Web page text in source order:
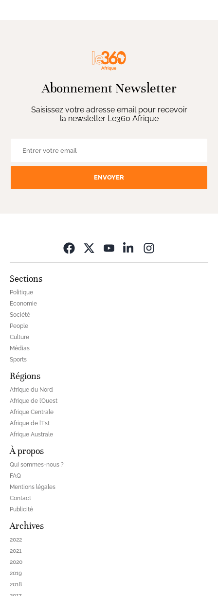
Abonnement Newsletter
Saisissez votre adresse email pour recevoir
la newsletter Le360 Afrique
ENVOYER
Sections
Politique
Economie
Société
People
Culture
Médias
Sports
Régions
Afrique du Nord
Afrique de l’Ouest
Afrique Centrale
Afrique de l’Est
Afrique Australe
À propos
Qui sommes-nous ?
FAQ
Mentions légales
Contact
Publicité
Archives
2022
2021
2020
2019
2018